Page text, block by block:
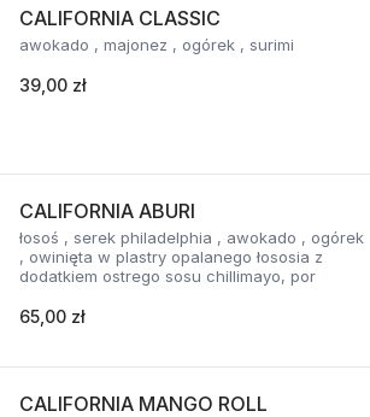
CALIFORNIA CLASSIC
awokado , majonez , ogórek , surimi
39,00 zł
CALIFORNIA ABURI
łosoś , serek philadelphia , awokado , ogórek
, owinięta w plastry opalanego łososia z
dodatkiem ostrego sosu chillimayo, por
65,00 zł
CALIFORNIA MANGO ROLL